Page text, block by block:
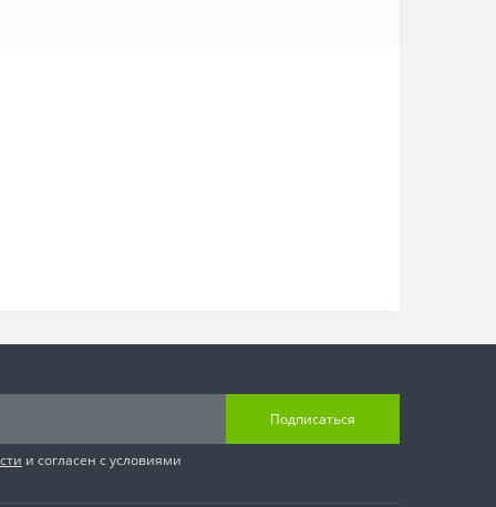
Подписаться
и согласен с условиями